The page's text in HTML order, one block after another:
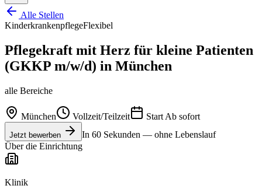
Alle Stellen
KinderkrankenpflegeFlexibel
Pflegekraft mit Herz für kleine Patienten
(GKKP m/w/d) in München
alle Bereiche
München Vollzeit/Teilzeit Start Ab sofort
Jetzt bewerben
In 60 Sekunden — ohne Lebenslauf
Über die Einrichtung
Klinik